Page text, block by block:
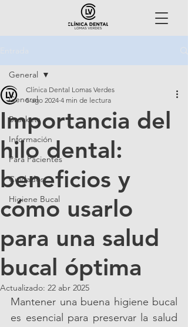
General
Brackets
Información
Para Pacientes
Cuidados
Higiene Bucal
General
Importancia del
hilo dental:
beneficios y
cómo usarlo
para una salud
bucal óptima
Clínica Dental Lomas Verdes
5 ago 2024 4 min de lectura
Actualizado: 22 abr 2025
Mantener una buena higiene bucal
es esencial para preservar la salud